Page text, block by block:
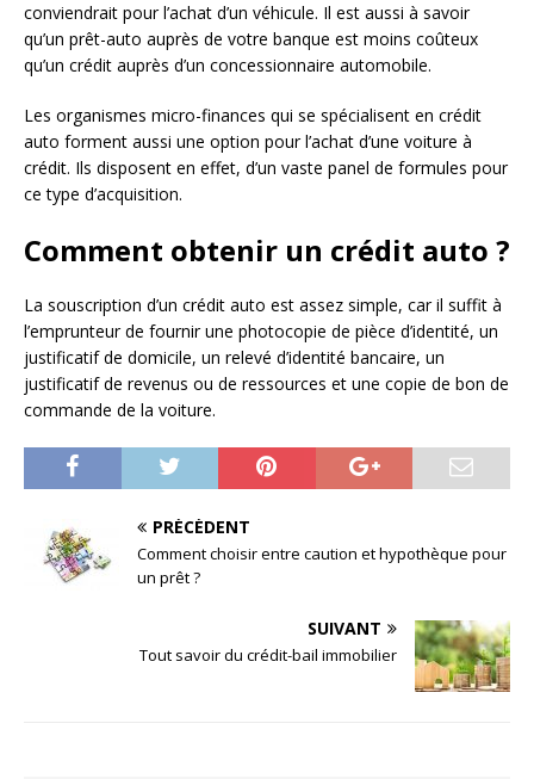
conviendrait pour l’achat d’un véhicule. Il est aussi à savoir
qu’un prêt-auto auprès de votre banque est moins coûteux
qu’un crédit auprès d’un concessionnaire automobile.
Les organismes micro-finances qui se spécialisent en crédit
auto forment aussi une option pour l’achat d’une voiture à
crédit. Ils disposent en effet, d’un vaste panel de formules pour
ce type d’acquisition.
Comment obtenir un crédit auto ?
La souscription d’un crédit auto est assez simple, car il suffit à
l’emprunteur de fournir une photocopie de pièce d’identité, un
justificatif de domicile, un relevé d’identité bancaire, un
justificatif de revenus ou de ressources et une copie de bon de
commande de la voiture.
PRÉCÉDENT
Comment choisir entre caution et hypothèque pour
un prêt ?
SUIVANT
Tout savoir du crédit-bail immobilier